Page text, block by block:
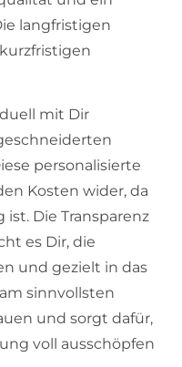
langfristigen
mit Dir
personalisierte
Kosten wider, da
Die Transparenz
es Dir, die
und gezielt in das
sinnvollsten
und sorgt dafür,
voll ausschöpfen